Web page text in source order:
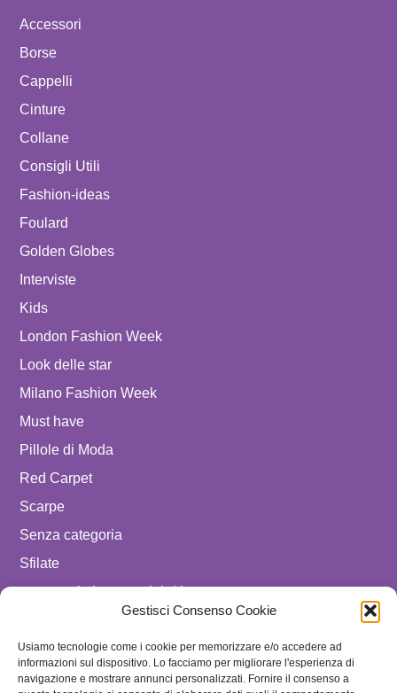
Gestisci Consenso Cookie
Usiamo tecnologie come i cookie per memorizzare e/o accedere ad
informazioni sul dispositivo. Lo facciamo per migliorare l'esperienza di
navigazione e mostrare annunci personalizzati. Fornire il consenso a
Accessori
Borse
Cappelli
Cinture
Collane
Consigli Utili
Fashion-ideas
Foulard
Golden Globes
Interviste
Kids
London Fashion Week
Look delle star
Milano Fashion Week
Must have
Pillole di Moda
Red Carpet
Scarpe
Senza categoria
Sfilate
spostare in luxury celebrities
Uomo